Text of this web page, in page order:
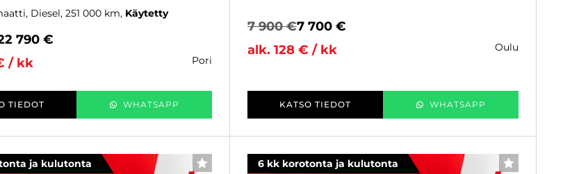
Diesel, 251 000 km Käytetty
790 €
/ kk
pori
TIEDOT WHATSAPP
7 900 €7 700 €
alk. 128 € / kk
oulu
KATSO TIEDOT WHATSAPP
ja kulutonta SUOSIKKI 6 kk korotonta ja kulutonta SUOSIKKI